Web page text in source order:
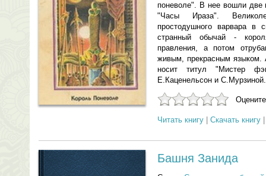
поневоле". В нее вошли две
"Часы Ираза".
простодушного варвара в
странный обычай -
правления, а потом
живым, прекрасным языком.
носит титул "Мистер
Е.Каценельсон и С.Мурзиной.
Читать книгу Скачать книгу
Башня Занида